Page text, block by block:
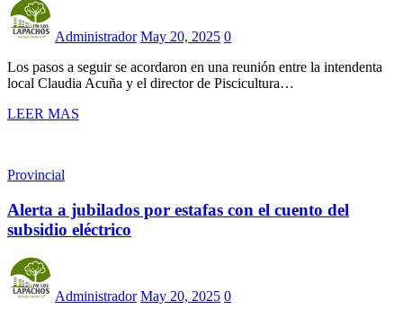
Administrador May 20, 2025 0
Los pasos a seguir se acordaron en una reunión entre la intendenta
local Claudia Acuña y el director de Piscicultura…
LEER MAS
Provincial
Alerta a jubilados por estafas con el cuento del
subsidio eléctrico
Administrador May 20, 2025 0